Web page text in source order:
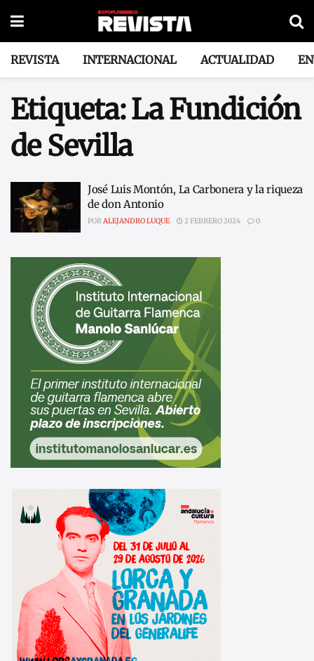
REVISTA INTERNACIONAL ACTUALIDAD
Etiqueta:La Fundición
de Sevilla
José Luis Montón, La Carbonera y la riqueza
de don Antonio
PORALEJANDRO LUQUE 2 FEBRERO 2024 0